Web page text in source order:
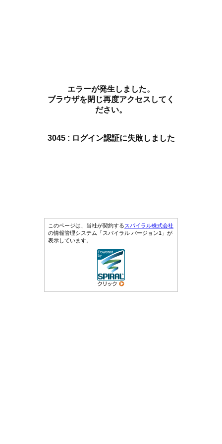
エラーが発生しました。
ブラウザを閉じ再度アクセスしてく
ださい。
3045 : ログイン認証に失敗しました
このページは、当社が契約するスパイラル株式会社
の情報管理システム「スパイラル バージョン1」が
表示しています。